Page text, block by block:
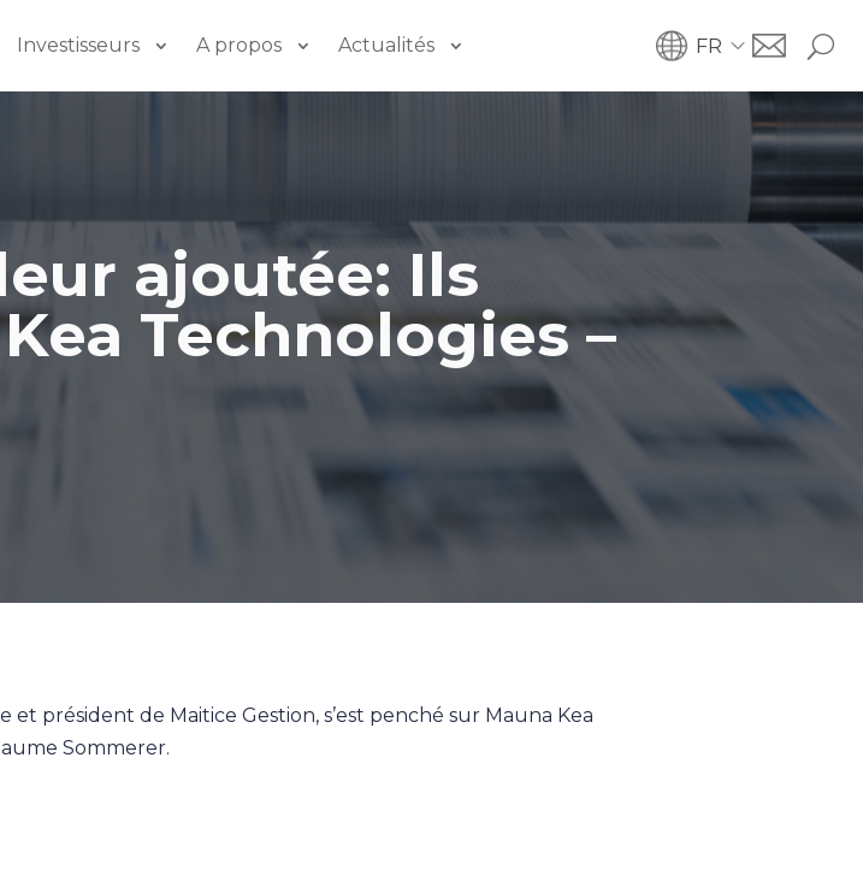
Investisseurs A propos Actualités FR
ajoutée: Ils
Technologies –
président de Maitice Gestion, s’est penché sur Mauna Kea
Sommerer.